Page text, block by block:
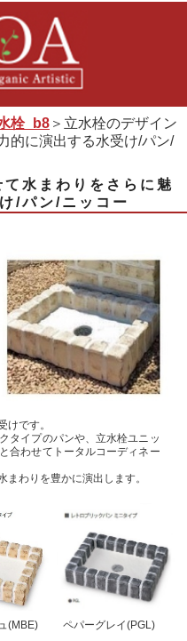
栓_b8＞立水栓のデザイン
的に演出する水受け/パン/
水まわりをさらに魅
/パン/ニッコー
けです。
タイプのパンや、立水栓ユニッ
合わせてトータルコーディネー
わりを豊かに演出します。
(MBE) ペパーグレイ(PGL)